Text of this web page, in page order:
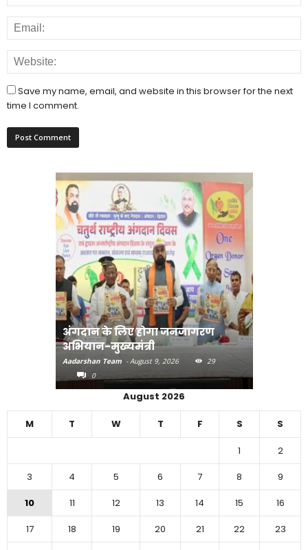
Save my name, email, and website in this browser for the next
time I comment.
अंगदान के लिए होगा जनजागरण
अभियान-मुख्यमंत्री
Aadarshan Team - August 9, 2026
29
0
August 2026
M T W T F S S
1
2
3
4 5 6 7 8
9
10
11 12 13 14 15
16
17
18 19 20 21 22
23